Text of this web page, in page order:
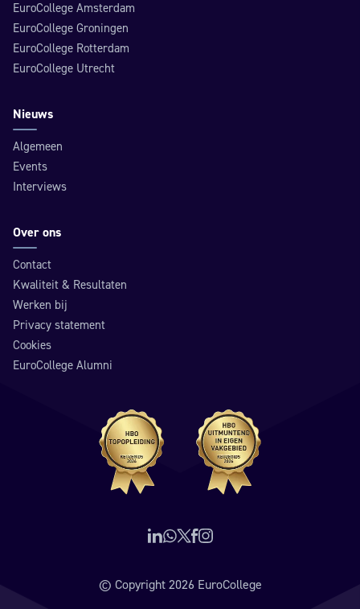
EuroCollege Amsterdam
EuroCollege Groningen
EuroCollege Rotterdam
EuroCollege Utrecht
Nieuws
Algemeen
Events
Interviews
Over ons
Contact
Kwaliteit & Resultaten
Werken bij
Privacy statement
Cookies
EuroCollege Alumni
Volg ons op LinkedIn
Neem contact op via WhatsApp
Volg ons op X (voorheen Twitter)
Volg ons op Facebook
Volg ons op Instagram
© Copyright 2026 EuroCollege